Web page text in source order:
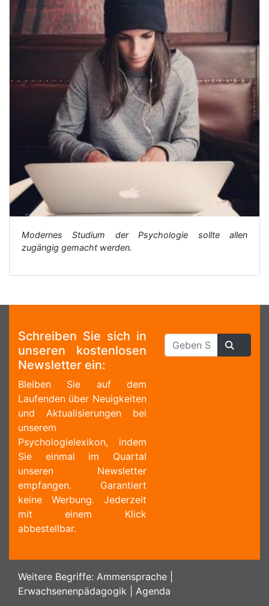
Modernes Studium der Psychologie sollte allen
zugängig gemacht werden.
Schreiben Sie sich in
unseren kostenlosen
Newsletter ein:
Bleiben Sie auf dem
Laufenden über Neuigkeiten
und Aktualisierungen bei
unserem
Psychologielexikon, indem
Sie einmal im Quartal
unseren Newsletter
empfangen. Garantiert
keine Werbung. Jederzeit
mit einem Klick
abbestellbar.
Weitere Begriffe: Ammensprache
Erwachsenenpädagogik
Agenda